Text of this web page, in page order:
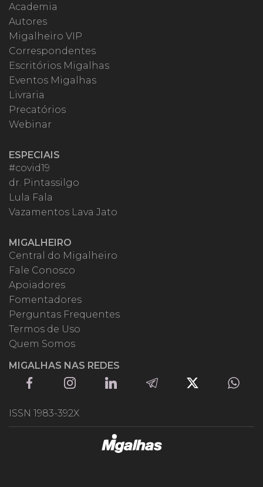
Academia
Autores
Migalheiro VIP
Correspondentes
Escritórios Migalhas
Eventos Migalhas
Livraria
Precatórios
Webinar
ESPECIAIS
#covid19
dr. Pintassilgo
Lula Fala
Vazamentos Lava Jato
MIGALHEIRO
Central do Migalheiro
Fale Conosco
Apoiadores
Fomentadores
Perguntas Frequentes
Termos de Uso
Quem Somos
MIGALHAS NAS REDES
ISSN 1983-392X